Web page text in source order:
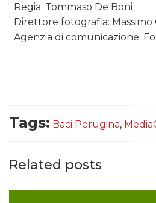
Regia: Tommaso De Boni
Direttore fotografia: Massimo
Agenzia di comunicazione:
Tags: Baci Perugina,
Related posts